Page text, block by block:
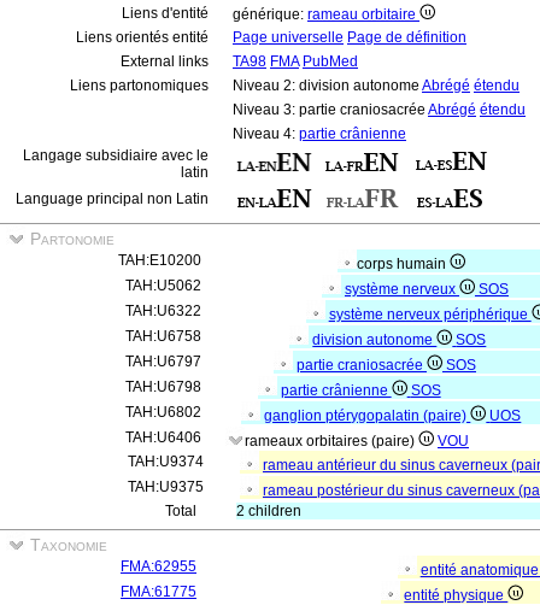
Liens d'entité
générique: rameau orbitaire
Liens orientés entité
Page universelle Page de définition
External links
TA98 FMA PubMed
Liens partonomiques
Niveau 2: division autonome Abrégé étendu
Niveau 3: partie craniosacrée Abrégé étendu
Niveau 4: partie crânienne
Langage subsidiaire avec le
latin
Language principal non Latin
Partonomie
TAH:E10200
corps humain
TAH:U5062
système nerveux
SOS
TAH:U6322
système nerveux périphérique
TAH:U6758
division autonome
SOS
TAH:U6797
partie craniosacrée
SOS
TAH:U6798
partie crânienne
SOS
TAH:U6802
ganglion ptérygopalatin (paire)
UOS
TAH:U6406
rameaux orbitaires (paire)
VOU
TAH:U9374
rameau antérieur du sinus caverneux
TAH:U9375
rameau postérieur du sinus caverneux
Total
2 children
Taxonomie
FMA:62955
entité
FMA:61775
entité physique